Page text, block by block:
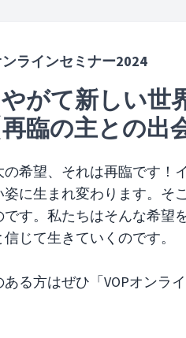
ンラインセミナー2024
やがて新しい世
臨の主との出
希望、それは再臨です！
に生まれ変わります。そ
す。私たちはそんな希望
じて生きていくのです。
る方はぜひ「VOPオンラ